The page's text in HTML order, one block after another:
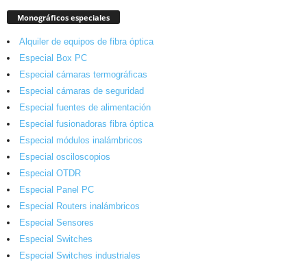
Monográficos especiales
Alquiler de equipos de fibra óptica
Especial Box PC
Especial cámaras termográficas
Especial cámaras de seguridad
Especial fuentes de alimentación
Especial fusionadoras fibra óptica
Especial módulos inalámbricos
Especial osciloscopios
Especial OTDR
Especial Panel PC
Especial Routers inalámbricos
Especial Sensores
Especial Switches
Especial Switches industriales